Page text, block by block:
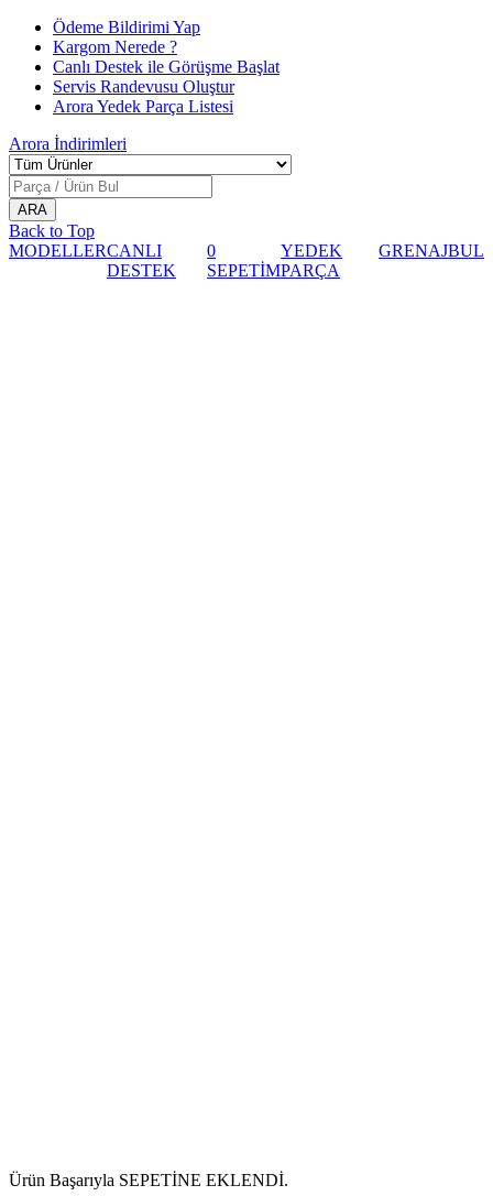
Ödeme Bildirimi Yap
Kargom Nerede ?
Canlı Destek ile Görüşme Başlat
Servis Randevusu Oluştur
Arora Yedek Parça Listesi
Arora İndirimleri
Back to Top
MODELLERCANLI
DESTEK
0
SEPETİM
YEDEK
PARÇA
GRENAJBUL
Ürün Başarıyla SEPETİNE EKLENDİ.